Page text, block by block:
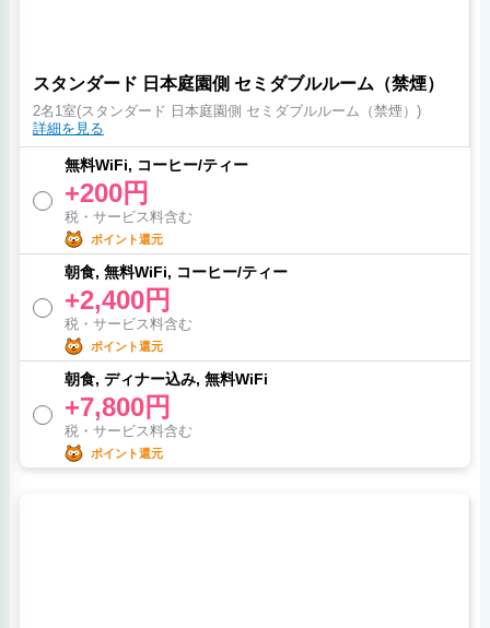
スタンダード 日本庭園側 セミダブルルーム（禁煙）
2名1室(スタンダード 日本庭園側 セミダブルルーム（禁煙）)
詳細を見る
無料WiFi, コーヒー/ティー
+200円
税・サービス料含む
ポイント還元
朝食, 無料WiFi, コーヒー/ティー
+2,400円
税・サービス料含む
ポイント還元
朝食, ディナー込み, 無料WiFi
+7,800円
税・サービス料含む
ポイント還元